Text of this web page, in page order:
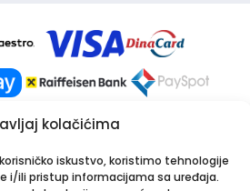
kolačićima
iskustvo, koristimo tehnologije
i/ili pristup informacijama sa uređaja.